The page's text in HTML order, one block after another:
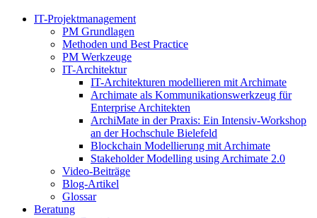
IT-Projektmanagement
PM Grundlagen
Methoden und Best Practice
PM Werkzeuge
IT-Architektur
IT-Architekturen modellieren mit Archimate
Archimate als Kommunikationswerkzeug für
Enterprise Architekten
ArchiMate in der Praxis: Ein Intensiv-Workshop
an der Hochschule Bielefeld
Blockchain Modellierung mit Archimate
Stakeholder Modelling using Archimate 2.0
Video-Beiträge
Blog-Artikel
Glossar
Beratung